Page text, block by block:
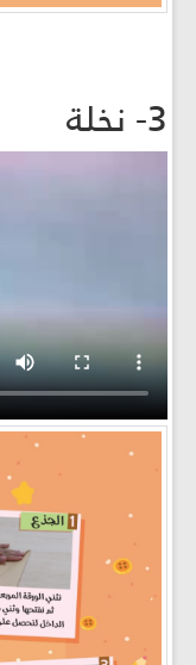
3- نخلة